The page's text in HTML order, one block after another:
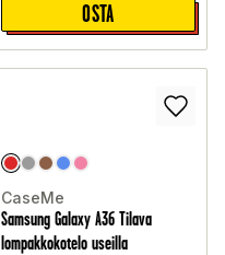
OSTA
CaseMe
Samsung Galaxy A36 Tilava
lompakkokotelo useilla